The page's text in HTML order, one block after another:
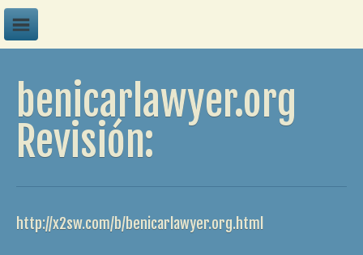
G
benicarlawyer.org
Revisión:
http://x2sw.com/b/benicarlawyer.org.html